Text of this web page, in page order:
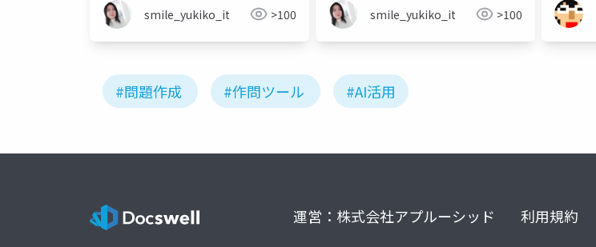
smile_yukiko_it >100 smile_yukiko_it >100
#問題作成 #作問ツール #AI活用
運営：株式会社アプルーシッド 利用規約